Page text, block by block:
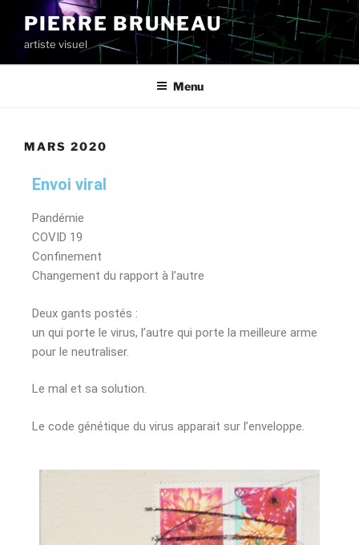
PIERRE BRUNEAU
artiste visuel
Menu
MARS 2020
Envoi viral
Pandémie
COVID 19
Confinement
Changement du rapport à l’autre
Deux gants postés :
un qui porte le virus, l’autre qui porte la meilleure arme
pour le neutraliser.
Le mal et sa solution.
Le code génétique du virus apparait sur l’enveloppe.